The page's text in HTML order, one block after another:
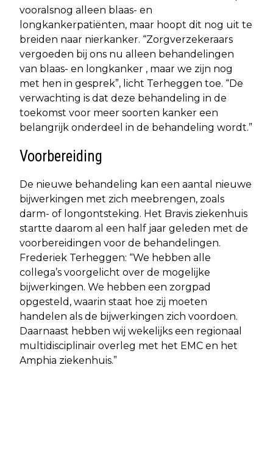
vooralsnog alleen blaas- en
longkankerpatiënten, maar hoopt dit nog uit te
breiden naar nierkanker. “Zorgverzekeraars
vergoeden bij ons nu alleen behandelingen
van blaas- en longkanker , maar we zijn nog
met hen in gesprek”, licht Terheggen toe. “De
verwachting is dat deze behandeling in de
toekomst voor meer soorten kanker een
belangrijk onderdeel in de behandeling wordt.”
Voorbereiding
De nieuwe behandeling kan een aantal nieuwe
bijwerkingen met zich meebrengen, zoals
darm- of longontsteking. Het Bravis ziekenhuis
startte daarom al een half jaar geleden met de
voorbereidingen voor de behandelingen.
Frederiek Terheggen: “We hebben alle
collega’s voorgelicht over de mogelijke
bijwerkingen. We hebben een zorgpad
opgesteld, waarin staat hoe zij moeten
handelen als de bijwerkingen zich voordoen.
Daarnaast hebben wij wekelijks een regionaal
multidisciplinair overleg met het EMC en het
Amphia ziekenhuis.”